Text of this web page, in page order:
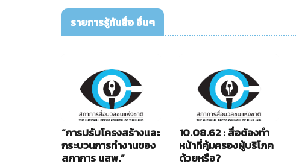
รายการรู้ทันสื่อ อื่นๆ
“การปรับโครงสร้างและ
กระบวนการทำงานของ
สภาการ นสพ.”
10.08.62 : สื่อต้องทำ
หน้าที่คุ้มครองผู้บริโภค
ด้วยหรือ?